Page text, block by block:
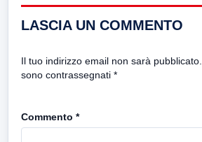
LASCIA UN COMMENTO
Il tuo indirizzo email non sarà pubblicato.
sono contrassegnati *
Commento *